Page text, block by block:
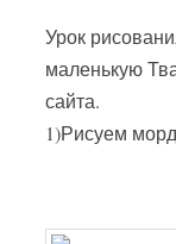
Урок
маленькую
сайта.
1)Рисуем